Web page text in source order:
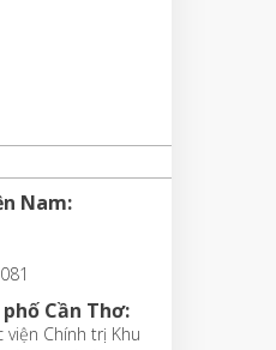
Nam:
Cần Thơ:
viện Chính trị Khu